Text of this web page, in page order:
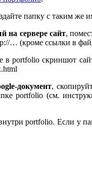
папку с таким же
на сервере сайт,
… (кроме ссылки в
в port­fo­lio скриншот
документ,
port­fo­lio (см.
port­fo­lio. Если у